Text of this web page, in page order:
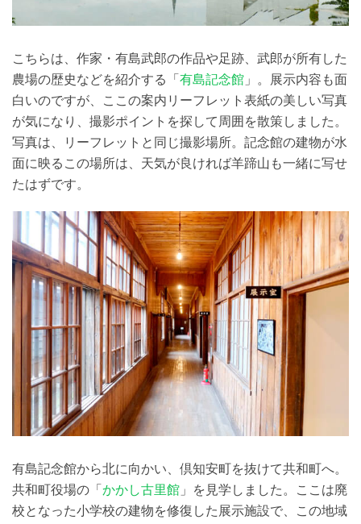
こちらは、作家・有島武郎の作品や足跡、武郎が所有した
農場の歴史などを紹介する「 有島記念館 」。展示内容も面
白いのですが、ここの案内リーフレット表紙の美しい写真
が気になり、撮影ポイントを探して周囲を散策しました。
写真は、リーフレットと同じ撮影場所。記念館の建物が水
面に映るこの場所は、天気が良ければ羊蹄山も一緒に写せ
たはずです。
有島記念館から北に向かい、倶知安町を抜けて共和町へ。
共和町役場の「 かかし古里館 」を見学しました。ここは廃
校となった小学校の建物を修復した展示施設で、この地域